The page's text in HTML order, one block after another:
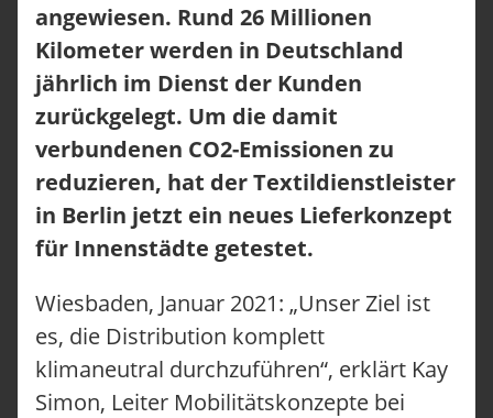
angewiesen. Rund 26 Millionen
Kilometer werden in Deutschland
jährlich im Dienst der Kunden
zurückgelegt. Um die damit
verbundenen CO2-Emissionen zu
reduzieren, hat der Textildienstleister
in Berlin jetzt ein neues Lieferkonzept
für Innenstädte getestet.
Wiesbaden, Januar 2021: „Unser Ziel ist
es, die Distribution komplett
klimaneutral durchzuführen“, erklärt Kay
Simon, Leiter Mobilitätskonzepte bei